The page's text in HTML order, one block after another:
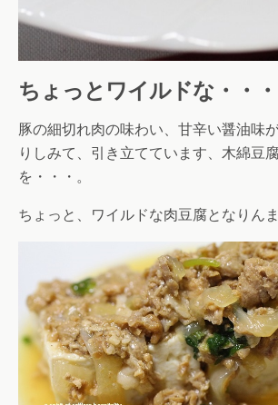
ちょっとワイルドな・・・
豚の細切れ肉の味わい、甘辛い醤油味
りしみて、引き立てています、木綿豆
を・・・。
ちょっと、ワイルドな肉豆腐となりんま